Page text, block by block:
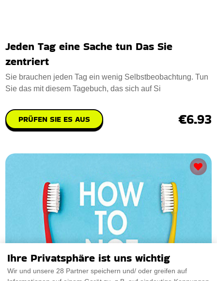
Jeden Tag eine Sache tun Das Sie
zentriert
Sie brauchen jeden Tag ein wenig Selbstbeobachtung. Tun
Sie das mit diesem Tagebuch, das sich auf Si
PRÜFEN SIE ES AUS €6.93
Ihre Privatsphäre ist uns wichtig
Wir und unsere 28 Partner speichern und/ oder greifen auf